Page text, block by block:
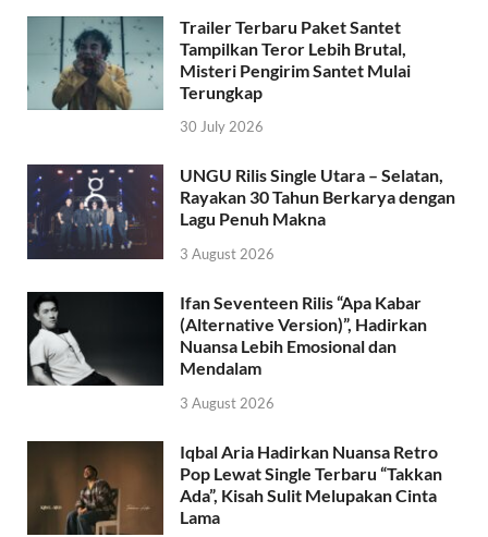
Trailer Terbaru Paket Santet
Tampilkan Teror Lebih Brutal,
Misteri Pengirim Santet Mulai
Terungkap
30 July 2026
UNGU Rilis Single Utara – Selatan,
Rayakan 30 Tahun Berkarya dengan
Lagu Penuh Makna
3 August 2026
Ifan Seventeen Rilis “Apa Kabar
(Alternative Version)”, Hadirkan
Nuansa Lebih Emosional dan
Mendalam
3 August 2026
Iqbal Aria Hadirkan Nuansa Retro
Pop Lewat Single Terbaru “Takkan
Ada”, Kisah Sulit Melupakan Cinta
Lama